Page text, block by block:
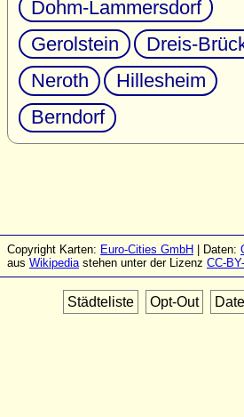
Dohm-Lammersdorf
Gerolstein
Dreis-
Neroth
Hillesheim
Berndorf
Copyright Karten: Euro-Cities GmbH | Daten:
aus Wikipediastehen unter der Lizenz CC-
Städteliste Opt-Out